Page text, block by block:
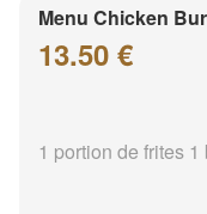
Menu Chicken
13.50 €
1 portion de frites